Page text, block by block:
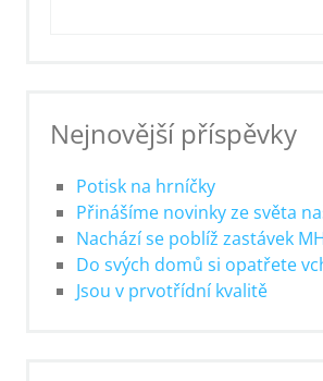
Nejnovější příspěvky
Potisk na hrníčky
Přinášíme novinky ze světa
Nachází se poblíž zastávek
Do svých domů si opatřete
Jsou v prvotřídní kvalitě